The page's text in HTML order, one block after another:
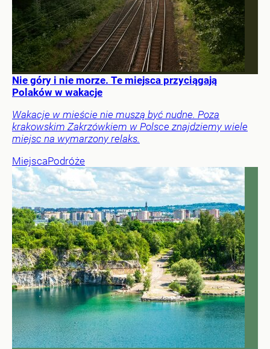
Nie góry i nie morze. Te miejsca przyciągają
Polaków w wakacje
Wakacje w mieście nie muszą być nudne. Poza
krakowskim Zakrzówkiem w Polsce znajdziemy wiele
miejsc na wymarzony relaks.
MiejscaPodróże